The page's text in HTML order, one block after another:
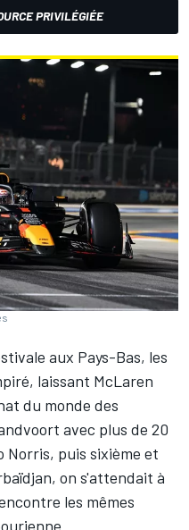
PRIVILÉGIÉE
aux Pays-Bas, les
laissant McLaren
du monde des
avec plus de 20
Norris, puis sixième et
on s'attendait à
les mêmes